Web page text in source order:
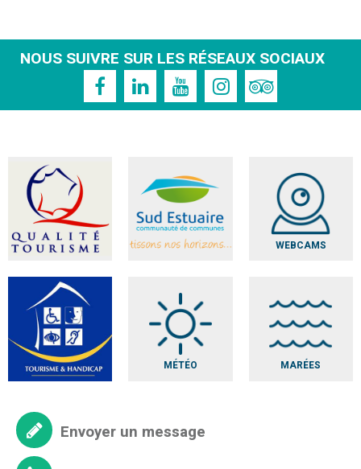
NOUS SUIVRE SUR LES RÉSEAUX SOCIAUX
WEBCAMS
MÉTÉO MARÉES
Envoyer un message